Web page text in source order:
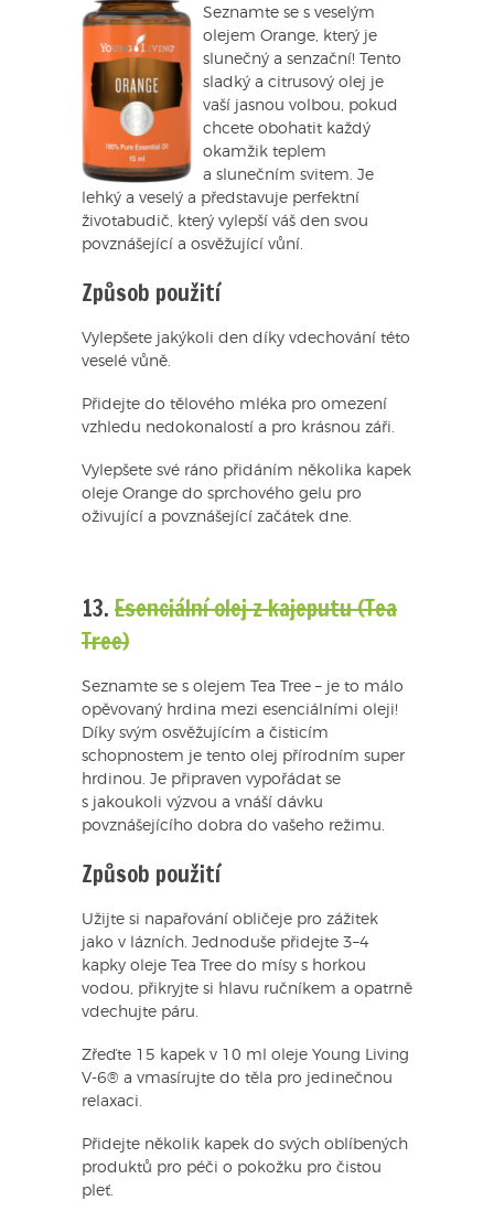
Seznamte se s veselým
olejem Orange, který je
slunečný a senzační! Tento
sladký a citrusový olej je
vaší jasnou volbou, pokud
chcete obohatit každý
okamžik teplem
a slunečním svitem. Je
lehký a veselý a představuje perfektní
životabudič, který vylepší váš den svou
povznášející a osvěžující vůní.
Způsob použití
Vylepšete jakýkoli den díky vdechování této
veselé vůně.
Přidejte do tělového mléka pro omezení
vzhledu nedokonalostí a pro krásnou záři.
Vylepšete své ráno přidáním několika kapek
oleje Orange do sprchového gelu pro
oživující a povznášející začátek dne.
13. Esenciální olej z kajeputu (Tea
Tree)
Seznamte se s olejem Tea Tree – je to málo
opěvovaný hrdina mezi esenciálními oleji!
Díky svým osvěžujícím a čisticím
schopnostem je tento olej přírodním super
hrdinou. Je připraven vypořádat se
s jakoukoli výzvou a vnáší dávku
povznášejícího dobra do vašeho režimu.
Způsob použití
Užijte si napařování obličeje pro zážitek
jako v lázních. Jednoduše přidejte 3–4
kapky oleje Tea Tree do mísy s horkou
vodou, přikryjte si hlavu ručníkem a opatrně
vdechujte páru.
Zřeďte 15 kapek v 10 ml oleje Young Living
V-6® a vmasírujte do těla pro jedinečnou
relaxaci.
Přidejte několik kapek do svých oblíbených
produktů pro péči o pokožku pro čistou
pleť.